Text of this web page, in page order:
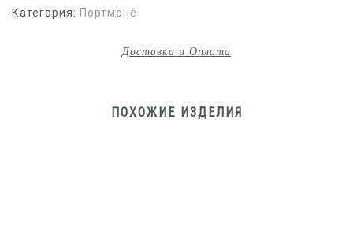
Категория: Портмоне
Доставка и Оплата
ПОХОЖИЕ ИЗДЕЛИЯ